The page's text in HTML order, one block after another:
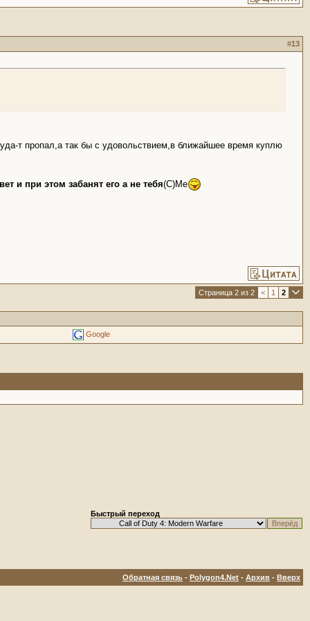
#13
т пропал,а так бы с удовольствием,в ближайшее время куплю
и при этом забанят его а не тебя(С)Me
Страница 2 из 2 < 1 2
Google
Быстрый переход
Обратная связь - Polygon4.Net - Архив - Вверх